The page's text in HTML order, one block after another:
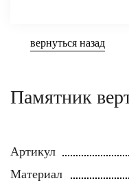
вернуться назад
Памятник
Артикул
Материал